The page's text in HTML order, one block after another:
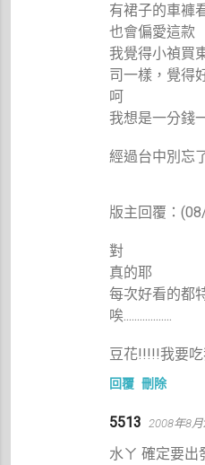
有裙子的車褲
也會偏愛這款
我覺得小禎買
司一樣，覺得
呵
我想是一分錢
經過台中別忘
版主回覆：
對
真的耶
每次好看的都
唉..................
豆花!!!!!我要
回覆 刪除
5513 2008年8
水ㄚ 確定要出